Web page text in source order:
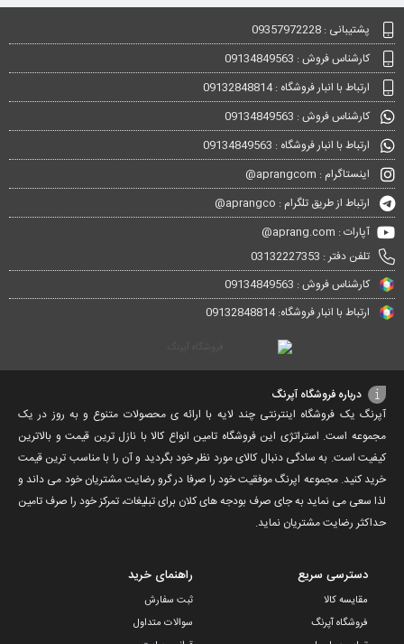
گزینه پشتیبانی : 09357972228
کارشناس فروش : 09134849563
ارتباط با انبار فروشگاه : 09132848814
کارشناس فروش : 09134849563
ارتباط با انبار فروشگاه : 09134849563
اینستاگرام : aprangcom@
ارتباط از طریق تلگرام : aprangco@
آپارات : aprang.com@
تلفن دفتر : 03132227353
کارشناس فروش : 09134849563
ارتباط با انبار فروشگاه: 09132848814
درباره فروشگاه آپرنگ
آپرنگ یک فروشگاه اینترنتی چند لایه با ارائه ی محصولات متنوع و به روز در یک
مجموعه است. استراتژی این فروشگاه تامین انواع کالا با نازل ترین قیمت و بالاترین
کیفیت است. به سادگی دنبال کالای مورد نظر خود بگردید و آن را با مناسب ترین قیمت
خرید کنید. مجموعه اپرنگ موفقیت خود را صرفا در گرو رضایت مشتریان خود می داند و
لذا سعی می نماید به جای صرف بودجه های کلان برای تبلیغات، تمرکز خود را صرف تامین
حداکثر رضایت مشتریان نماید‌.
دسترسی سریع
مقایسه کالا
فروشگاه آپرنگ
راهنمای خرید
ثبت سفارش
سوالات متداول